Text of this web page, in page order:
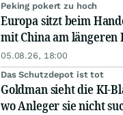
Peking pokert zu hoch
Europa sitzt beim
mit China am längeren
05.08.26, 18:00
Das Schutzdepot ist tot
Goldman sieht die KI-
wo Anleger sie nicht